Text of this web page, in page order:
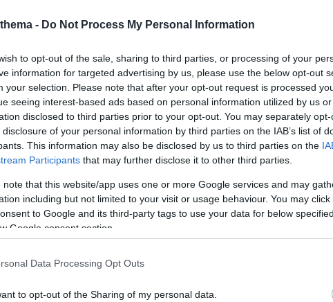
- Do Not Process My Personal Information
to opt-out of the sale, sharing to third parties, or processing of your
information for targeted advertising by us, please use the below opt-out
your selection. Please note that after your opt-out request is processed
seeing interest-based ads based on personal information utilized by us
disclosed to third parties prior to your opt-out. You may separately
of your personal information by third parties on the IAB’s list of
This information may also be disclosed by us to third parties on the
Participants that may further disclose it to other third parties.
note that this website/app uses one or more Google services and may
including but not limited to your visit or usage behaviour. You may
to Google and its third-party tags to use your data for below
Google consent section.
Data Processing Opt Outs
to opt-out of the Sharing of my personal data.
για τον καιρό των Χριστουγέννων